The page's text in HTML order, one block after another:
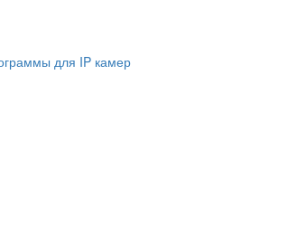
для IP камер